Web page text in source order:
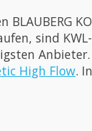
BLAUBERG
sind
High Flow.